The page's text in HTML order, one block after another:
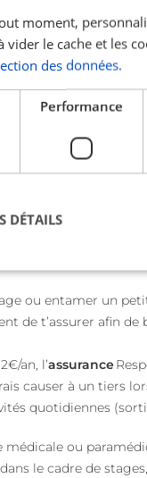
RC pour un stage ?
une assurance
, comment
ou entamer un
de t’assurer afin
an, l’assurance
causer à un tiers
quotidiennes
ou
le cadre de
moment,
vider le cache et les
des données.
Performance
DÉTAILS
nécessaires
beta-